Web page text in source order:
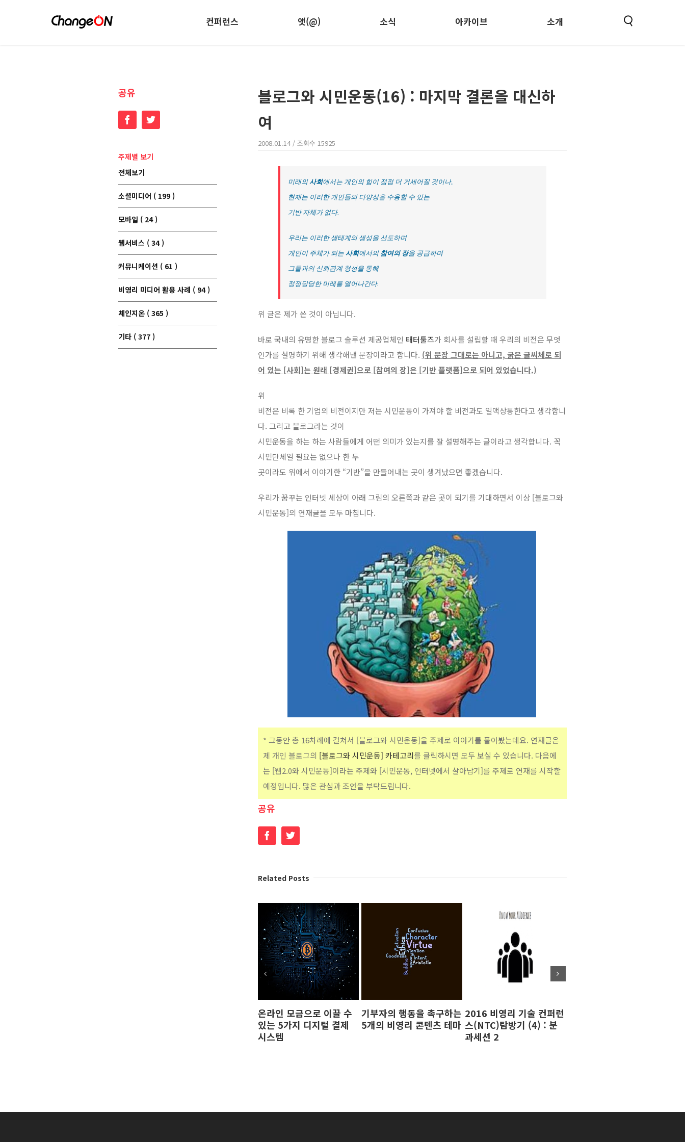
컨퍼런스 앳(@) 소식 아카이브 소개
블로그와 시민운동(16) : 마지막 결론을 대신하
여
2008.01.14 / 조회수 15925
미래의사회에서는 개인의 힘이 점점 더 거세어질 것이나,
현재는 이러한 개인들의 다양성을 수용할 수 있는
기반 자체가 없다.
우리는 이러한 생태계의 생성을 선도하며
개인이 주체가 되는 사회에서의 참여의 장을 공급하며
그들과의 신뢰관계 형성을 통해
정정당당한 미래를 열어나간다.
위 글은 제가 쓴 것이 아닙니다.
바로 국내의 유명한 블로그 솔루션 제공업체인 태터툴즈가 회사를 설립할 때 우리의 비전은 무엇
인가를 설명하기 위해 생각해낸 문장이라고 합니다. (위 문장 그대로는 아니고, 굵은 글씨체로 되
어 있는 [사회]는 원래 [경제권]으로[참여의 장]은 [기반 플랫폼]으로 되어 있었습니다.)
위
비전은 비록 한 기업의 비전이지만 저는 시민운동이 가져야 할 비전과도 일맥상통한다고 생각합니
다. 그리고 블로그라는 것이
시민운동을 하는 하는 사람들에게 어떤 의미가 있는지를 잘 설명해주는 글이라고 생각합니다. 꼭
시민단체일 필요는 없으나 한 두
곳이라도 위에서 이야기한 “기반”을 만들어내는 곳이 생겨났으면 좋겠습니다.
우리가 꿈꾸는 인터넷 세상이 아래 그림의 오른쪽과 같은 곳이 되기를 기대하면서 이상 [블로그와
시민운동]의 연재글을 모두 마칩니다.
* 그동안 총 16차례에 걸쳐서 [블로그와 시민운동]을 주제로 이야기를 풀어봤는데요. 연재글은
제 개인 블로그의 [블로그와 시민운동] 카테고리를 클릭하시면 모두 보실 수 있습니다. 다음에
는 [웹2.0와 시민운동]이라는 주제와 [시민운동, 인터넷에서 살아남기]를 주제로 연재를 시작할
예정입니다. 많은 관심과 조언을 부탁드립니다.
공유
FacebookTwitter
Related Posts
온라인 모금으로 이끌 수
있는 5가지 디지털 결제
시스템
기부자의 행동을 촉구하는
5개의 비영리 콘텐츠 테마
2016 비영리 기술 컨퍼런
스(NTC)탐방기 (4) : 분
과세션 2
공유
FacebookTwitter
주제별 보기
전체보기
소셜미디어 ( 199 )
모바일 ( 24 )
웹서비스 ( 34 )
커뮤니케이션 ( 61 )
비영리 미디어 활용 사례 ( 94 )
체인지온 ( 365 )
기타 ( 377 )